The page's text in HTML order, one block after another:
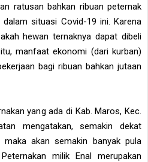
ratusan bahkan ribuan peternak
situasi Covid-19 ini. Karena
hewan ternaknya dapat dibeli
manfaat ekonomi (dari kurban)
bagi ribuan bahkan jutaan
yang ada di Kab. Maros, Kec.
mengatakan, semakin dekat
maka akan semakin banyak pula
milik Enal merupakan